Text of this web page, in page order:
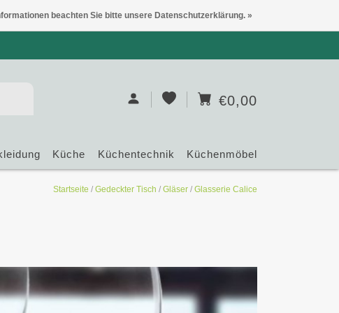
€0,00
Küche Küchentechnik Küchenmöbel
Startseite / Gedeckter Tisch / Gläser / Glasserie Calice
beachten Sie bitte unsere Datenschutzerklärung. »